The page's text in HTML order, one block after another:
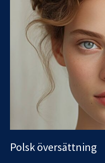
Polsk översättning